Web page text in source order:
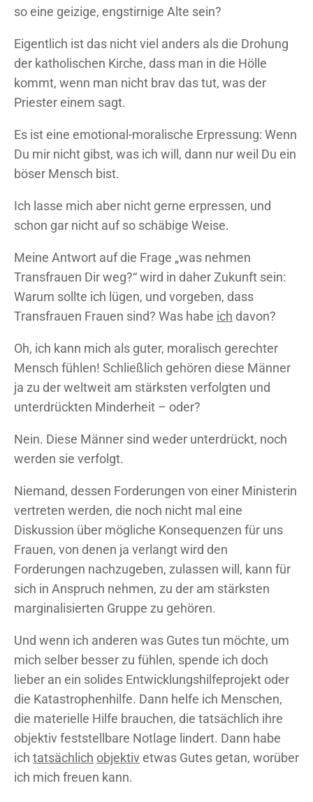
so eine geizige, engstirnige Alte sein?
Eigentlich ist das nicht viel anders als die Drohung
der katholischen Kirche, dass man in die Hölle
kommt, wenn man nicht brav das tut, was der
Priester einem sagt.
Es ist eine emotional-moralische Erpressung: Wenn
Du mir nicht gibst, was ich will, dann nur weil Du ein
böser Mensch bist.
Ich lasse mich aber nicht gerne erpressen, und
schon gar nicht auf so schäbige Weise.
Meine Antwort auf die Frage „was nehmen
Transfrauen Dir weg?“ wird in daher Zukunft sein:
Warum sollte ich lügen, und vorgeben, dass
Transfrauen Frauen sind? Was habe ich davon?
Oh, ich kann mich als guter, moralisch gerechter
Mensch fühlen! Schließlich gehören diese Männer
ja zu der weltweit am stärksten verfolgten und
unterdrückten Minderheit – oder?
Nein. Diese Männer sind weder unterdrückt, noch
werden sie verfolgt.
Niemand, dessen Forderungen von einer Ministerin
vertreten werden, die noch nicht mal eine
Diskussion über mögliche Konsequenzen für uns
Frauen, von denen ja verlangt wird den
Forderungen nachzugeben, zulassen will, kann für
sich in Anspruch nehmen, zu der am stärksten
marginalisierten Gruppe zu gehören.
Und wenn ich anderen was Gutes tun möchte, um
mich selber besser zu fühlen, spende ich doch
lieber an ein solides Entwicklungshilfeprojekt oder
die Katastrophenhilfe. Dann helfe ich Menschen,
die materielle Hilfe brauchen, die tatsächlich ihre
objektiv feststellbare Notlage lindert. Dann habe
ich tatsächlich objektivetwas Gutes getan, worüber
ich mich freuen kann.